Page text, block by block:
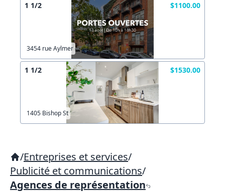
1 1/2 $1100.00
3454 rue Aylmer
1 1/2 $1530.00
1405 Bishop St
/Entreprises et services/
Publicité et communications/
Agences de représentation